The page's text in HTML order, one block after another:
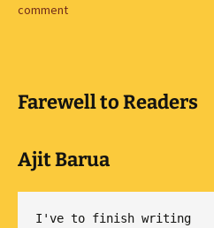
comment
Farewell to Readers
Ajit Barua
I've to finish writing